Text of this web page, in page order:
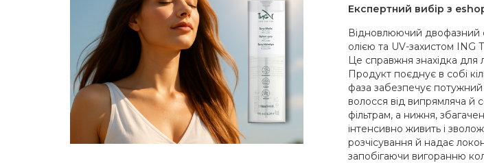
Експертний вибір з
Відновлюючий двофазний
олією та UV-захистом ING
Це справжня знахідка для
Продукт поєднує в собі
фаза забезпечує
волосся від випрямляча й
фільтрам, а нижня,
інтенсивно живить і
розчісування й надає
запобігаючи вигоранню